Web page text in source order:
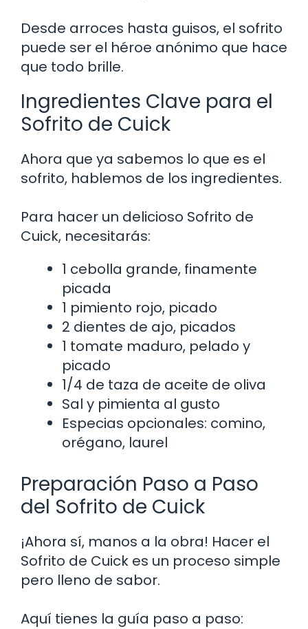
Desde arroces hasta guisos, el sofrito
puede ser el héroe anónimo que hace
que todo brille.
Ingredientes Clave para el
Sofrito de Cuick
Ahora que ya sabemos lo que es el
sofrito, hablemos de los ingredientes.
Para hacer un delicioso Sofrito de
Cuick, necesitarás:
1 cebolla grande, finamente
picada
1 pimiento rojo, picado
2 dientes de ajo, picados
1 tomate maduro, pelado y
picado
1/4 de taza de aceite de oliva
Sal y pimienta al gusto
Especias opcionales: comino,
orégano, laurel
Preparación Paso a Paso
del Sofrito de Cuick
¡Ahora sí, manos a la obra! Hacer el
Sofrito de Cuick es un proceso simple
pero lleno de sabor.
Aquí tienes la guía paso a paso: